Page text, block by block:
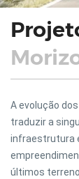
A evolução
traduzir a
infraestrutura
últimos